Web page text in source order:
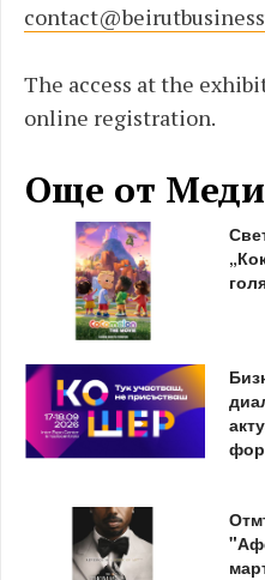
The access at the
online registration.
Още от